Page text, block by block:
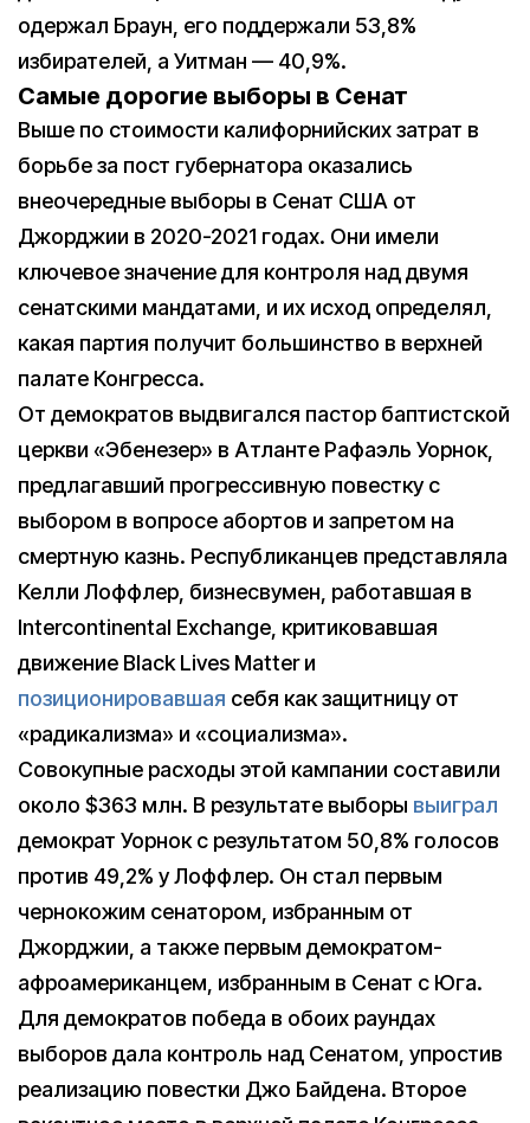
одержал Браун, его поддержали 53,8%
избирателей, а Уитман — 40,9%.
Самые дорогие выборы в Сенат
Выше по стоимости калифорнийских затрат в
борьбе за пост губернатора оказались
внеочередные выборы в Сенат США от
Джорджии в 2020-2021 годах. Они имели
ключевое значение для контроля над двумя
сенатскими мандатами, и их исход определял,
какая партия получит большинство в верхней
палате Конгресса.
От демократов выдвигался пастор баптистской
церкви «Эбенезер» в Атланте Рафаэль Уорнок,
предлагавший прогрессивную повестку с
выбором в вопросе абортов и запретом на
смертную казнь. Республиканцев представляла
Келли Лоффлер, бизнесвумен, работавшая в
Intercontinental Exchange, критиковавшая
движение Black Lives Matter и
позиционировавшая себя как защитницу от
«радикализма» и «социализма».
Совокупные расходы этой кампании составили
около $363 млн. В результате выборы выиграл
демократ Уорнок с результатом 50,8% голосов
против 49,2% у Лоффлер. Он стал первым
чернокожим сенатором, избранным от
Джорджии, а также первым демократом-
афроамериканцем, избранным в Сенат с Юга.
Для демократов победа в обоих раундах
выборов дала контроль над Сенатом, упростив
реализацию повестки Джо Байдена. Второе